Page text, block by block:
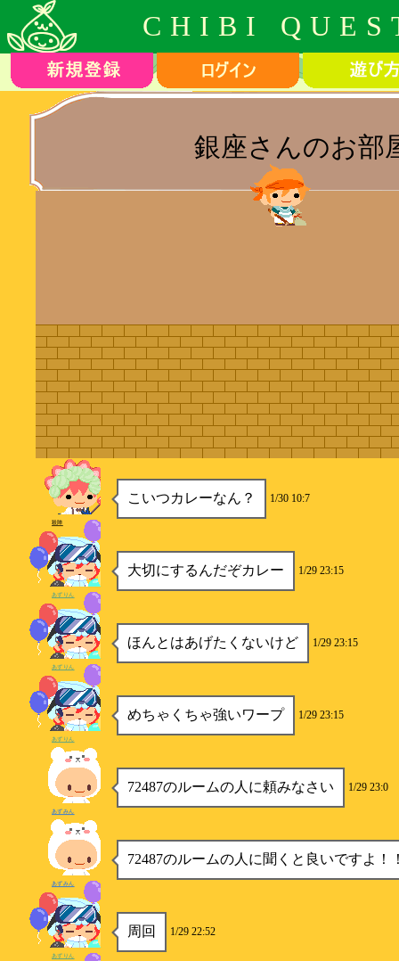
CHIBI
銀座さんのお部
こいつカレーなん？ 1/30 10:7
殺陣
大切にするんだぞカレー 1/29 23:15
あずりん
ほんとはあげたくないけど 1/29 23:15
あずりん
めちゃくちゃ強いワープ 1/29 23:15
あずりん
72487のルームの人に頼みなさい 1/29 23:0
あずみん
72487のルームの人に聞くと良いですよ！
あずみん
周回 1/29 22:52
あずりん